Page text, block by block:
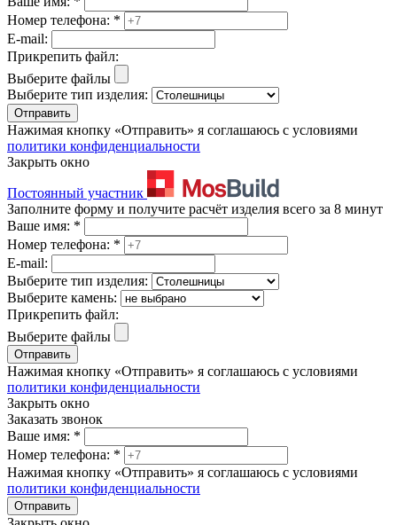
Номер телефона: *
E-mail:
Прикрепить файл:
Выберите файлы
Выберите тип изделия:
Отправить
Нажимая кнопку «Отправить» я соглашаюсь с условиями
политики конфиденциальности
Закрыть окно
Постоянный участник
Заполните форму и получите расчёт изделия всего за 8 минут
Ваше имя: *
Номер телефона: *
E-mail:
Выберите тип изделия:
Выберите камень:
Прикрепить файл:
Выберите файлы
Отправить
Нажимая кнопку «Отправить» я соглашаюсь с условиями
политики конфиденциальности
Закрыть окно
Заказать звонок
Ваше имя: *
Номер телефона: *
Нажимая кнопку «Отправить» я соглашаюсь с условиями
политики конфиденциальности
Отправить